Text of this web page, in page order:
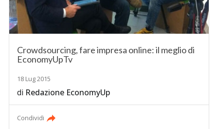
Crowdsourcing, fare impresa online: il meglio di
EconomyUpTv
18 Lug 2015
di Redazione EconomyUp
Condividi